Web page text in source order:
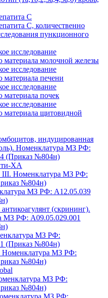
C
C, количественно
пункционного
исследование
материала молочной железы
исследование
материала печени
исследование
материала почек
исследование
материала щитовидной
индуцированная
Номенклатура МЗ РФ:
(Приказ №804н)
ХА
III. Номенклатура МЗ РФ:
№804н)
МЗ РФ: A12.05.039
(скрининг).
МЗ РФ: A09.05.029.001
МЗ РФ:
(Приказ №804н)
Номенклатура МЗ РФ:
№804н)
МЗ РФ:
№804н)
МЗ РФ: